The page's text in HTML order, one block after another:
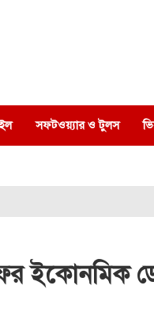
সফটওয়্যার ও টুলস
ইকোনমিক